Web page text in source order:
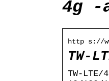
4g -
http s://
TW-
TW-